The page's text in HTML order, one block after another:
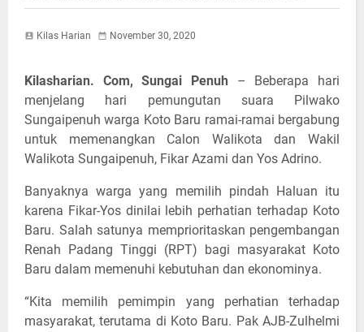
Kilas Harian November 30, 2020
Kilasharian. Com, Sungai Penuh – Beberapa hari
menjelang hari pemungutan suara Pilwako
Sungaipenuh warga Koto Baru ramai-ramai bergabung
untuk memenangkan Calon Walikota dan Wakil
Walikota Sungaipenuh, Fikar Azami dan Yos Adrino.
Banyaknya warga yang memilih pindah Haluan itu
karena Fikar-Yos dinilai lebih perhatian terhadap Koto
Baru. Salah satunya memprioritaskan pengembangan
Renah Padang Tinggi (RPT) bagi masyarakat Koto
Baru dalam memenuhi kebutuhan dan ekonominya.
“Kita memilih pemimpin yang perhatian terhadap
masyarakat, terutama di Koto Baru. Pak AJB-Zulhelmi